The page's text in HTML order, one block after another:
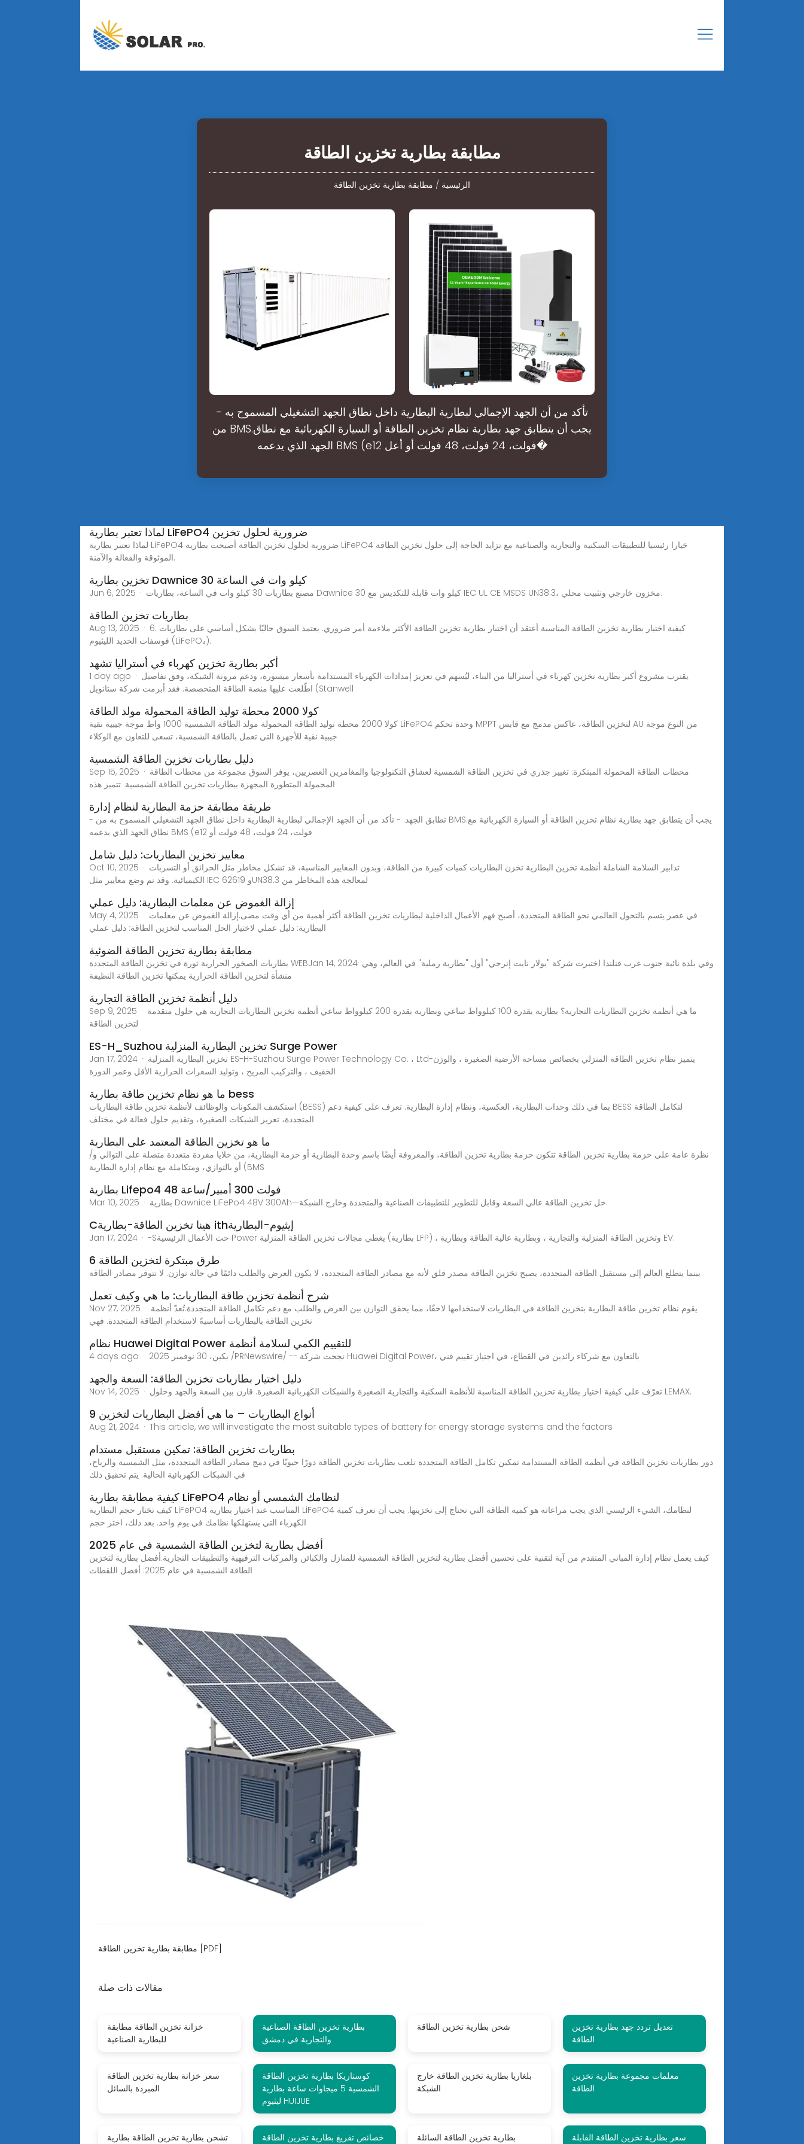
مطابقة بطارية تخزين الطاقة
الرئيسية / مطابقة بطارية تخزين الطاقة
- تأكد من أن الجهد الإجمالي لبطارية البطارية داخل نطاق الجهد التشغيلي المسموح به
من BMS.يجب أن يتطابق جهد بطارية نظام تخزين الطاقة أو السيارة الكهربائية مع نطاق
الجهد الذي يدعمه BMS (e12 فولت، 24 فولت، 48 فولت أو أعل�
لماذا تعتبر بطارية LiFePO4 ضرورية لحلول تخزين
لماذا تعتبر بطارية LiFePO4 ضرورية لحلول تخزين الطاقة أصبحت بطارية LiFePO4 خيارا رئيسيا للتطبيقات السكنية والتجارية والصناعية مع تزايد الحاجة إلى حلول تخزين الطاقة
الموثوقة والفعالة والآمنة.
تخزين بطارية Dawnice 30 كيلو وات في الساعة
Jun 6, 2025 · مصنع بطاريات 30 كيلو وات في الساعة، بطاريات Dawnice 30 كيلو وات قابلة للتكديس مع IEC UL CE MSDS UN38.3، مخزون خارجي وتثبيت محلي.
بطاريات تخزين الطاقة
Aug 13, 2025 · 6. كيفية اختيار بطارية تخزين الطاقة المناسبة أعتقد أن اختيار بطارية تخزين الطاقة الأكثر ملاءمة أمر ضروري. يعتمد السوق حاليًا بشكل أساسي على بطاريات
فوسفات الحديد الليثيوم (LiFePO₄).
أكبر بطارية تخزين كهرباء في أستراليا تشهد
1 day ago · يقترب مشروع أكبر بطارية تخزين كهرباء في أستراليا من البناء، ليُسهم في تعزيز إمدادات الكهرباء المستدامة بأسعار ميسورة، ودعم مرونة الشبكة، وفق تفاصيل
اطّلعت عليها منصة الطاقة المتخصصة. فقد أبرمت شركة ستانويل (Stanwell
كولا 2000 محطة توليد الطاقة المحمولة مولد الطاقة
كولا 2000 محطة توليد الطاقة المحمولة مولد الطاقة الشمسية 1000 واط موجة جيبية نقية LiFePO4 وحدة تحكم MPPT لتخزين الطاقة، عاكس مدمج مع قابس AU من النوع موجة
جيبية نقية للأجهزة التي تعمل بالطاقة الشمسية، تسعى للتعاون مع الوكلاء
دليل بطاريات تخزين الطاقة الشمسية
Sep 15, 2025 · محطات الطاقة المحمولة المبتكرة: تغيير جذري في تخزين الطاقة الشمسية لعشاق التكنولوجيا والمغامرين العصريين، يوفر السوق مجموعة من محطات الطاقة
المحمولة المتطورة المجهزة ببطاريات تخزين الطاقة الشمسية. تتميز هذه
طريقة مطابقة حزمة البطارية لنظام إدارة
- تطابق الجهد: - تأكد من أن الجهد الإجمالي لبطارية البطارية داخل نطاق الجهد التشغيلي المسموح به من BMS.يجب أن يتطابق جهد بطارية نظام تخزين الطاقة أو السيارة الكهربائية مع
نطاق الجهد الذي يدعمه BMS (e12 فولت، 24 فولت، 48 فولت أو
معايير تخزين البطاريات: دليل شامل
Oct 10, 2025 · تدابير السلامة الشاملة أنظمة تخزين البطارية تخزن البطاريات كميات كبيرة من الطاقة، وبدون المعايير المناسبة، قد تشكل مخاطر مثل الحرائق أو التسربات
الكيميائية. وقد تم وضع معايير مثل IEC 62619 وUN38.3 لمعالجة هذه المخاطر من
إزالة الغموض عن معلمات البطارية: دليل عملي
May 4, 2025 · في عصر يتسم بالتحول العالمي نحو الطاقة المتجددة، أصبح فهم الأعمال الداخلية لبطاريات تخزين الطاقة أكثر أهمية من أي وقت مضى.إزالة الغموض عن معلمات
البطارية: دليل عملي لاختيار الحل المناسب لتخزين الطاقة: دليل عملي
مطابقة بطارية تخزين الطاقة الضوئية
بطاريات الصخور الحرارية ثورة في تخزين الطاقة المتجددة WEBJan 14, 2024· وفي بلدة نائية جنوب غرب فنلندا اختبرت شركة "بولار نايت إنرجي" أول "بطارية رملية" في العالم، وهي
منشأة لتخزين الطاقة الحرارية يمكنها تخزين الطاقة النظيفة
دليل أنظمة تخزين الطاقة التجارية
Sep 9, 2025 · ما هي أنظمة تخزين البطاريات التجارية؟ بطارية بقدرة 100 كيلوواط ساعي وبطارية بقدرة 200 كيلوواط ساعي أنظمة تخزين البطاريات التجارية هي حلول متقدمة
لتخزين الطاقة
ES-H_Suzhou تخزين البطارية المنزلية Surge Power
Jan 17, 2024 · تخزين البطارية المنزلية ES-H-Suzhou Surge Power Technology Co. ، Ltd-يتميز نظام تخزين الطاقة المنزلي بخصائص مساحة الأرضية الصغيرة ، والوزن
الخفيف ، والتركيب المريح ، وتوليد السعرات الحرارية الأقل وعمر الدورة
ما هو نظام تخزين طاقة بطارية bess
استكشف المكونات والوظائف لأنظمة تخزين طاقة البطاريات (BESS) بما في ذلك وحدات البطارية، العكسية، ونظام إدارة البطارية. تعرف على كيفية دعم BESS لتكامل الطاقة
المتجددة، تعزيز الشبكات الصغيرة، وتقديم حلول فعالة في مختلف
ما هو تخزين الطاقة المعتمد على البطارية
نظرة عامة على حزمة بطارية تخزين الطاقة تتكون حزمة بطارية تخزين الطاقة، والمعروفة أيضًا باسم وحدة البطارية أو حزمة البطارية، من خلايا مفردة متعددة متصلة على التوالي و/
أو بالتوازي، ومتكاملة مع نظام إدارة البطارية (BMS
بطارية Lifepo4 48 فولت 300 أمبير/ساعة
Mar 10, 2025 · بطارية Dawnice LiFePo4 48V 300Ah—حل تخزين الطاقة عالي السعة وقابل للتطوير للتطبيقات الصناعية والمتجددة وخارج الشبكة.
Cهينا تخزين الطاقة-بطارية ithإيثيوم-البطارية
Jan 17, 2024 · -Sحث الأعمال الرئيسية Power يغطي مجالات تخزين الطاقة المنزلية (بطارية LFP) ، وتخزين الطاقة المنزلية والتجارية ، وبطارية عالية الطاقة وبطارية EV.
6 طرق مبتكرة لتخزين الطاقة
بينما يتطلع العالم إلى مستقبل الطاقة المتجددة، يصبح تخزين الطاقة مصدر قلق لأنه مع مصادر الطاقة المتجددة، لا يكون العرض والطلب دائمًا في حالة توازن. لا تتوفر مصادر الطاقة
شرح أنظمة تخزين طاقة البطاريات: ما هي وكيف تعمل
Nov 27, 2025 · يقوم نظام تخزين طاقة البطارية بتخزين الطاقة في البطاريات لاستخدامها لاحقًا، مما يحقق التوازن بين العرض والطلب مع دعم تكامل الطاقة المتجددة.تُعدّ أنظمة
تخزين الطاقة بالبطاريات أساسيةً لاستخدام الطاقة المتجددة. فهي
نظام Huawei Digital Power للتقييم الكمي لسلامة أنظمة
4 days ago · بكين، 30 نوفمبر 2025 /PRNewswire/ -- نجحت شركة Huawei Digital Power، بالتعاون مع شركاء رائدين في القطاع، في اجتياز تقييم فني
دليل اختيار بطاريات تخزين الطاقة: السعة والجهد
Nov 14, 2025 · تعرّف على كيفية اختيار بطارية تخزين الطاقة المناسبة للأنظمة السكنية والتجارية الصغيرة والشبكات الكهربائية الصغيرة. قارن بين السعة والجهد وحلول LEMAX.
9 أنواع البطاريات – ما هي أفضل البطاريات لتخزين
Aug 21, 2024 · This article, we will investigate the most suitable types of battery for energy storage systems and the factors
بطاريات تخزين الطاقة: تمكين مستقبل مستدام
دور بطاريات تخزين الطاقة في أنظمة الطاقة المستدامة تمكين تكامل الطاقة المتجددة تلعب بطاريات تخزين الطاقة دورًا حيويًا في دمج مصادر الطاقة المتجددة، مثل الشمسية والرياح،
في الشبكات الكهربائية الحالية. يتم تحقيق ذلك
كيفية مطابقة بطارية LiFePO4 لنظامك الشمسي أو نظام
كيف تختار حجم البطارية LiFePO4 المناسب عند اختيار بطارية LiFePO4 لنظامك، الشيء الرئيسي الذي يجب مراعاته هو كمية الطاقة التي تحتاج إلى تخزينها. يجب أن تعرف كمية
الكهرباء التي يستهلكها نظامك في يوم واحد. بعد ذلك، اختر حجم
أفضل بطارية لتخزين الطاقة الشمسية في عام 2025
كيف يعمل نظام إدارة المباني المتقدم من آية لتقنية على تحسين أفضل بطارية لتخزين الطاقة الشمسية للمنازل والكبائن والمركبات الترفيهية والتطبيقات التجارية.أفضل بطارية لتخزين
الطاقة الشمسية في عام 2025: أفضل اللقطات
مطابقة بطارية تخزين الطاقة [PDF]
مقالات ذات صلة
خزانة تخزين الطاقة مطابقة
للبطارية الصناعية
بطارية تخزين الطاقة الصناعية
والتجارية في دمشق
شحن بطارية تخزين الطاقة
تعديل تردد جهد بطارية تخزين
الطاقة
سعر خزانة بطارية تخزين الطاقة
المبردة بالسائل
كوستاريكا بطارية تخزين الطاقة
الشمسية 5 ميجاوات ساعة بطارية
ليثيوم HUIJUE
بلغاريا بطارية تخزين الطاقة خارج
الشبكة
معلمات مجموعة بطارية تخزين
الطاقة
تشحن بطارية تخزين الطاقة بطارية خصائص تفريغ بطارية تخزين الطاقة بطارية تخزين الطاقة السائلة سعر بطارية تخزين الطاقة القابلة